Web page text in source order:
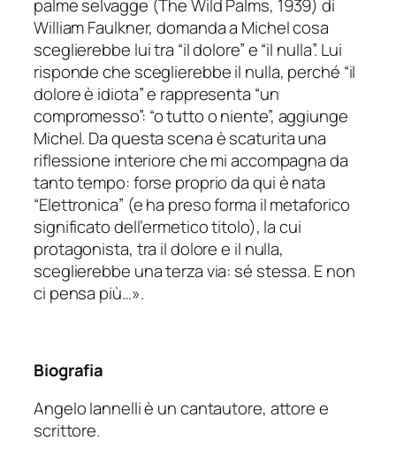
palme selvagge (The Wild Palms, 1939) di
William Faulkner, domanda a Michel cosa
sceglierebbe lui tra “il dolore” e “il nulla”. Lui
risponde che sceglierebbe il nulla, perché “il
dolore è idiota” e rappresenta “un
compromesso”: “o tutto o niente”, aggiunge
Michel. Da questa scena è scaturita una
riflessione interiore che mi accompagna da
tanto tempo: forse proprio da qui è nata
“Elettronica” (e ha preso forma il metaforico
significato dell’ermetico titolo), la cui
protagonista, tra il dolore e il nulla,
sceglierebbe una terza via: sé stessa. E non
ci pensa più…».
Biografia
Angelo Iannelli è un cantautore, attore e
scrittore.